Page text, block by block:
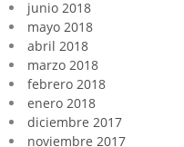
junio 2018
mayo 2018
abril 2018
marzo 2018
febrero 2018
enero 2018
diciembre 2017
noviembre 2017